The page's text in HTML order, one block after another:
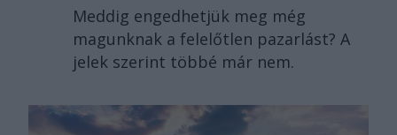
Meddig engedhetjük meg még
magunknak a felelőtlen pazarlást? A
jelek szerint többé már nem.